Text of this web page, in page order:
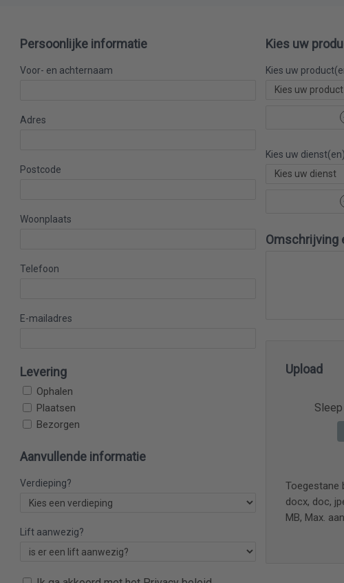
Persoonlijke informatie
Voor- en achternaam
Adres
Postcode
Woonplaats
Telefoon
E-mailadres
Levering
Ophalen
Plaatsen
Bezorgen
Aanvullende informatie
Verdieping?
Lift aanwezig?
Kies uw
Kies uw
Kies uw dienst(en)
Omschrijving
Upload
Toegestane
docx, doc,
MB, Max.